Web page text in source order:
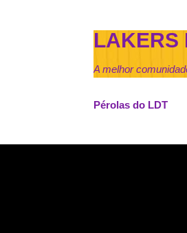
LAKERS
A melhor
Pérolas do LDT